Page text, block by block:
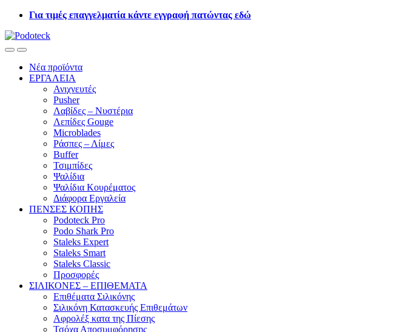
Skip
navigation
Skip
content
Για τιμές επαγγελματία κάντε εγγραφή πατώντας εδώ
OpenClose
Νέα προϊόντα
ΕΡΓΑΛΕΙΑ
Ανιχνευτές
Pusher
Λαβίδες – Νυστέρια
Λεπίδες Gouge
Microblades
Ράσπες – Λίμες
Buffer
Τσιμπίδες
Ψαλίδια
Ψαλίδια Κουρέματος
Διάφορα Εργαλεία
ΠΕΝΣΕΣ ΚΟΠΗΣ
Podoteck Pro
Podo Shark Pro
Staleks Expert
Staleks Smart
Staleks Classic
Προσφορές
ΣΙΛΙΚΟΝΕΣ – ΕΠΙΘΕΜΑΤΑ
Επιθέματα Σιλικόνης
Σιλικόνη Κατασκευής Επιθεμάτων
Αφρολέξ κατα της Πίεσης
Τσόχα Αποσυμφόρησης